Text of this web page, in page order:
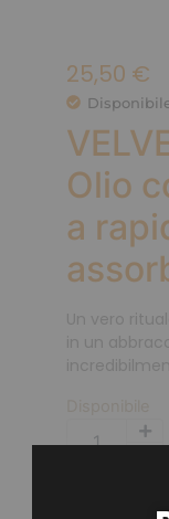
25,50 €
Olio
a